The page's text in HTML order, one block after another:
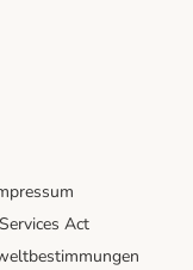
Act